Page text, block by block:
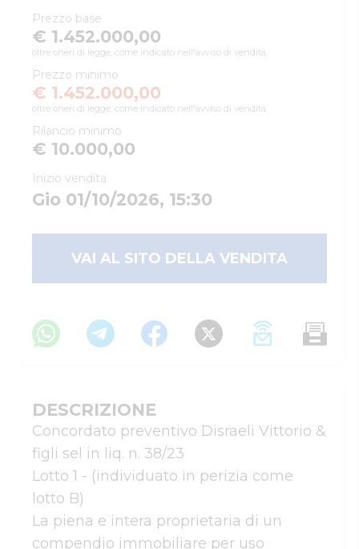
Prezzo base
€ 1.452.000,00
oltre oneri di legge, come indicato nell'avviso di vendita.
Prezzo minimo
€ 1.452.000,00
oltre oneri di legge, come indicato nell'avviso di vendita.
Rilancio minimo
€ 10.000,00
Inizio vendita
Gio 01/10/2026, 15:30
VAI AL SITO DELLA VENDITA
DESCRIZIONE
Concordato preventivo Disraeli Vittorio &
figli sel in liq. n. 38/23
Lotto 1 - (individuato in perizia come
lotto B)
La piena e intera proprietaria di un
compendio immobiliare per uso